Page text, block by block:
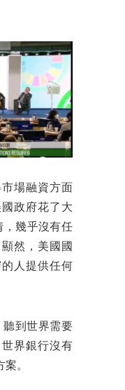
場融資方面
政府花了大
，幾乎沒有任
然，美國國
人提供任何
聽到世界需要
界銀行沒有
。